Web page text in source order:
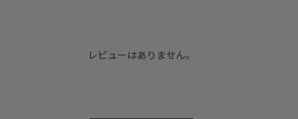
レビューはありません。